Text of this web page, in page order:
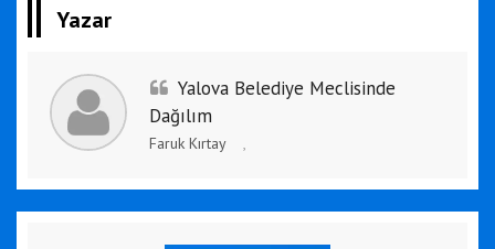
Yazar
Yalova Belediye Meclisinde
Dağılım
Faruk Kırtay ,